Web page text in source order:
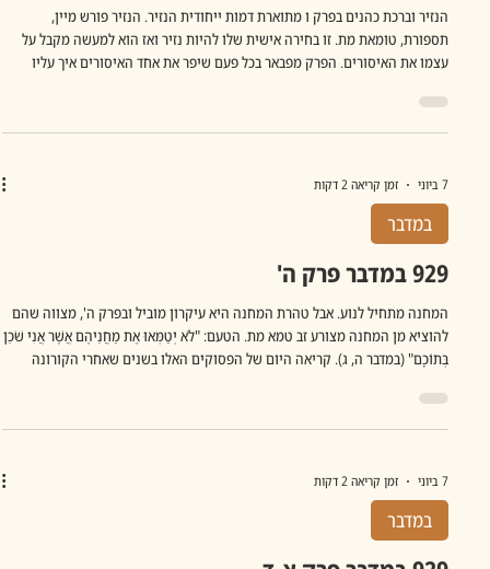
הנזיר וברכת כהנים בפרק ו מתוארת דמות ייחודית הנזיר. הנזיר פורש מיין,
תספורת, טומאת מת. זו בחירה אישית שלו להיות נזיר ואז הוא למעשה מקבל על
עצמו את האיסורים. הפרק מפבאר בכל פעם שיפר את אחד האיסורים איך עליו
האנושי לקחת על עצמו משהו מורכב ולהפוך את עצמך מחוייב טוטאלית עבורו. זה
יכולה להיות ניזרות אבל גם פרויקט, התמסרות לרעיון ועוד. ומאידך, התורה מבינה
7 ביוני זמן קריאה 2 דקות
במדבר
929 במדבר פרק ה'
המחנה מתחיל לנוע. אבל טהרת המחנה היא עיקרון מוביל ובפרק ה', מצווה שהם
להוציא מן המחנה מצורע זב טמא מת. הטעם: "לֹא יְטַמְּאוּ אֶת מַחֲנֵיהֶם אֲשֶׁר אֲנִי שֹׁכֵן
בְּתוֹכָם" (במדבר ה, ג). קריאה היום של הפסוקים האלו בשנים שאחרי הקורונה
שמשלמים אלו שמרחיקים אותם. נדמה שהמדרש היה ער לכך גם אז והנה אומר
ספרי בפירוש למדבר מג שם מדובר על האסיור לטמא את הארץ: "חביבין ישראל,
7 ביוני זמן קריאה 2 דקות
במדבר